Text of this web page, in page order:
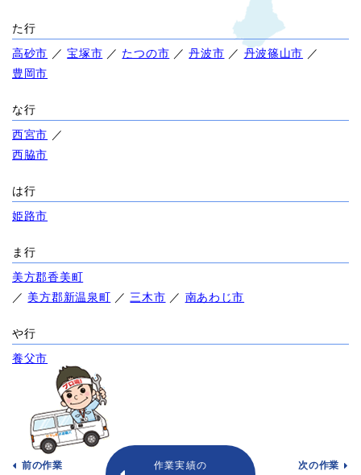
た行
高砂市 ／宝塚市 ／ たつの市 ／丹波市 ／ 丹波篠山市 ／
豊岡市
な行
西宮市 ／
西脇市
は行
姫路市
ま行
美方郡香美町
／ 美方郡新温泉町 ／三木市 ／ 南あわじ市
や行
養父市
前の作業
作業実績の
次の作業